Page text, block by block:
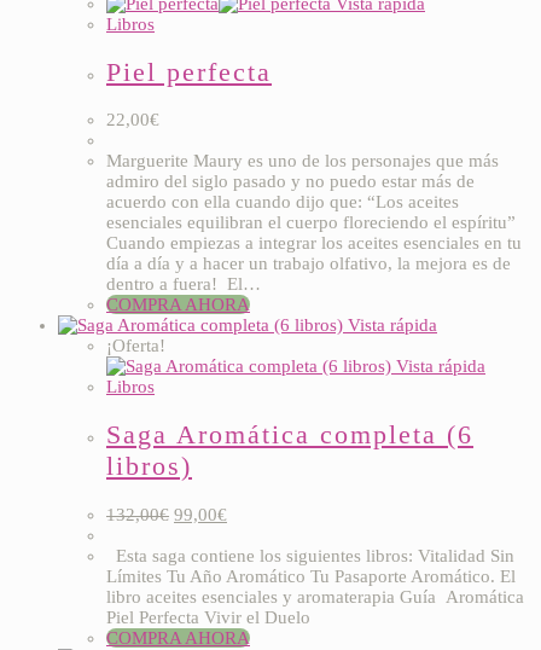
Libros
Piel perfecta
22,00€
Marguerite Maury es uno de los personajes que más
admiro del siglo pasado y no puedo estar más de
acuerdo con ella cuando dijo que: “Los aceites
esenciales equilibran el cuerpo floreciendo el espíritu”
Cuando empiezas a integrar los aceites esenciales en tu
día a día y a hacer un trabajo olfativo, la mejora es de
dentro a fuera! El…
COMPRA AHORA
Vista rápida
¡Oferta!
Vista rápida
Libros
Saga Aromática completa (6
libros)
132,00€ 99,00€
Esta saga contiene los siguientes libros: Vitalidad Sin
Límites Tu Año Aromático Tu Pasaporte Aromático. El
libro aceites esenciales y aromaterapia Guía Aromática
Piel Perfecta Vivir el Duelo
COMPRA AHORA